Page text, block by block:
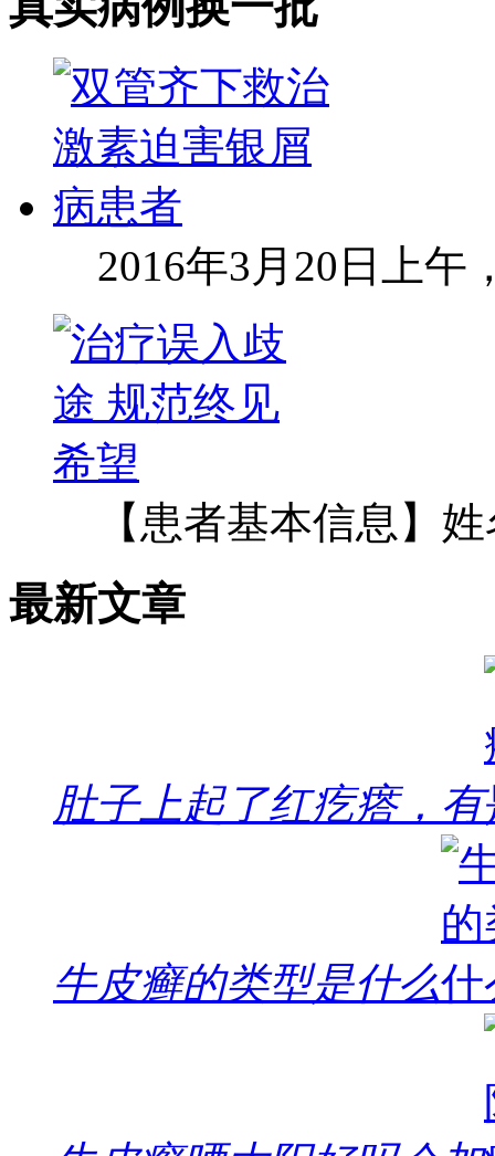
2016年3月20日上午
【患者基本信息】
最新文章
肚子上起了红疙瘩，有
牛皮癣的类型是什么